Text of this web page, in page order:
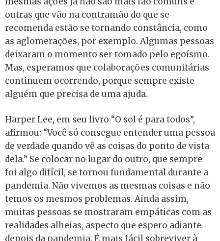
outras que vão na contramão do que se
recomenda estão se tornando constância, como
as aglomerações, por exemplo. Algumas pessoas
deixaram o momento ser tomado pelo egoísmo.
Mas, esperamos que colaborações comunitárias
continuem ocorrendo, porque sempre existe
alguém que precisa de uma ajuda.
Harper Lee, em seu livro “O sol é para todos”,
afirmou: “Você só consegue entender uma pessoa
de verdade quando vê as coisas do ponto de vista
dela.” Se colocar no lugar do outro, que sempre
foi algo difícil, se tornou fundamental durante a
pandemia. Não vivemos as mesmas coisas e não
temos os mesmos problemas. Ainda assim,
muitas pessoas se mostraram empáticas com as
realidades alheias, aspecto que espero adiante
depois da pandemia. É mais fácil sobreviver à